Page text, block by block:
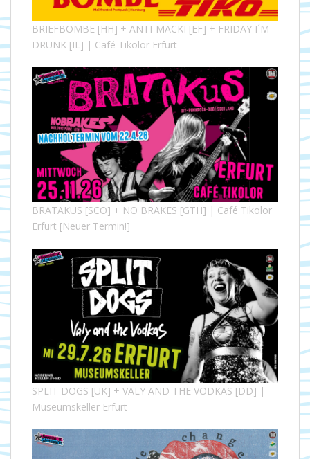
BRIEFBOMBE [HH] + ANTI-MACKI [EF] + FRIDAY I´M
DRUNK [IL] | Café Tikolor Erfurt
BRATAKUS [SCO] + NO BRAKES [GTH] | Café Tikolor
Erfurt [Neuer Termin!]
SPLIT DOGS [UK] + VALY AND THE VODKAS [DD] |
Museumskeller Erfurt